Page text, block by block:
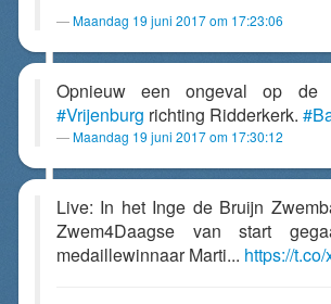
Maandag 19 juni 2017 om 17:23:06
Opnieuw een ongeval op de
#Vrijenburg richting Ridderkerk.
Maandag 19 juni 2017 om 17:30:12
Live: In het Inge de Bruijn
Zwem4Daagse van start
medaillewinnaar Marti... https://